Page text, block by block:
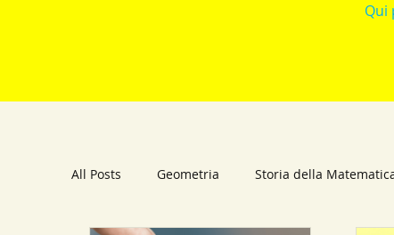
Qui
All Posts Geometria Storia della